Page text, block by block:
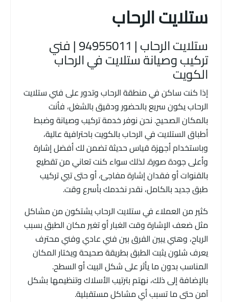
ستلايت الرحاب
ستلايت الرحاب | 94955011 | فني
تركيب وصيانة ستلايت في الرحاب
الكويت
إذا كنت ساكن في منطقة الرحاب وتدور على فني ستلايت
الرحاب يكون سريع بالحضور ودقيق بالشغل، فأنت
بالمكان الصحيح. نحن نوفر خدمة تركيب وصيانة وضبط
أطباق الستلايت في الرحاب بالكويت باحترافية عالية،
وباستخدام أجهزة قياس حديثة تضمن لك أفضل إشارة
وأعلى جودة صورة. لذلك سواء كنت تعاني من تقطيع
بالقنوات أو فقدان إشارة مفاجئ، أو حتى تبي تركيب
طبق جديد بالكامل، نقدر نخدمك بأسرع وقت.
كثير من العملاء في ستلايت الرحاب يشتكون من مشاكل
مثل ضعف الإشارة وقت الغبار أو تغير مكان الطبق بسبب
الرياح، وهني يبين الفرق بين فني عادي وفني محترف
يعرف شلون يثبت الطبق بطريقة صحيحة ويختار المكان
المناسب بدون ما يأثر على شكل البيت أو السطح.
بالإضافة إلى ذلك، نهتم بترتيب الأسلاك وتنظيمها بشكل
آمن حتى ما تسبب أي مشاكل مستقبلية.